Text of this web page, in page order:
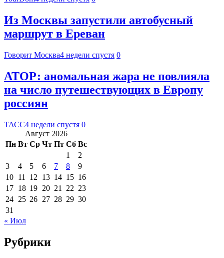
Из Москвы запустили автобусный
маршрут в Ереван
Говорит Москва4 недели спустя 0
АТОР: аномальная жара не повлияла
на число путешествующих в Европу
россиян
ТАСС4 недели спустя 0
Август 2026
Пн Вт Ср Чт Пт Сб Вс
1
2
3
4 5 6 7 8
9
10 11 12 13 14 15 16
17 18 19 20 21 22 23
24 25 26 27 28 29 30
31
« Июл
Рубрики